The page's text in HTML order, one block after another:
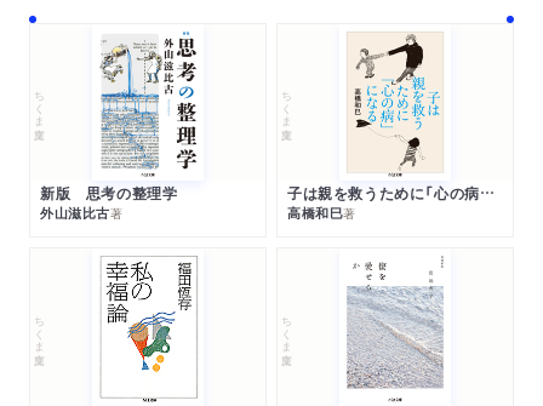
ちくま文庫
新版 思考の整理学
外山滋比古著
ちくま文庫
子は親を救うために「心の病」になる
高橋和巳著
ちくま文庫 ちくま文庫